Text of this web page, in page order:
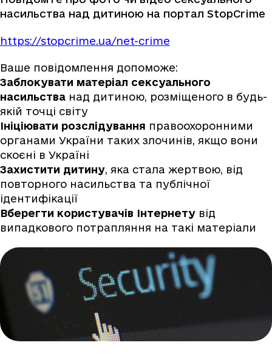
насильства над дитиною на портал StopCrime
https://stopcrime.ua/net-crime
Ваше повідомлення допоможе:
Заблокувати матеріал сексуального
насильства над дитиною, розміщеного в будь-
якій точці світу
Ініціювати розслідування правоохоронними
органами України таких злочинів, якщо вони
скоєні в Україні
Захистити дитину, яка стала жертвою, від
повторного насильства та публічної
ідентифікації
Вберегти користувачів Інтернету від
випадкового потрапляння на такі матеріали